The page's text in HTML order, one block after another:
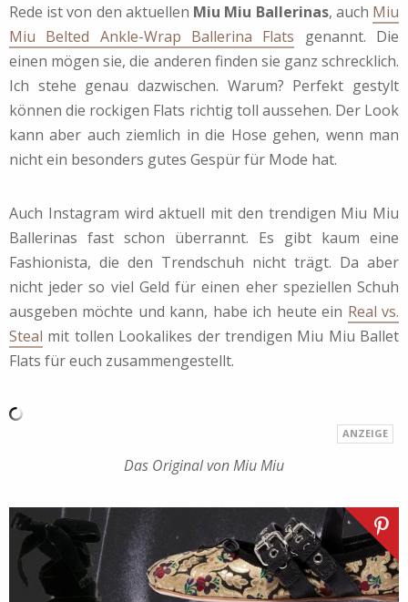
Rede ist von den aktuellen Miu Miu Ballerinas, auch Miu
Miu Belted Ankle-Wrap Ballerina Flats genannt. Die
einen mögen sie, die anderen finden sie ganz schrecklich.
Ich stehe genau dazwischen. Warum? Perfekt gestylt
können die rockigen Flats richtig toll aussehen. Der Look
kann aber auch ziemlich in die Hose gehen, wenn man
nicht ein besonders gutes Gespür für Mode hat.
Auch Instagram wird aktuell mit den trendigen Miu Miu
Ballerinas fast schon überrannt. Es gibt kaum eine
Fashionista, die den Trendschuh nicht trägt. Da aber
nicht jeder so viel Geld für einen eher speziellen Schuh
ausgeben möchte und kann, habe ich heute ein Real vs.
Steal mit tollen Lookalikes der trendigen Miu Miu Ballet
Flats für euch zusammengestellt.
Das Original von Miu Miu